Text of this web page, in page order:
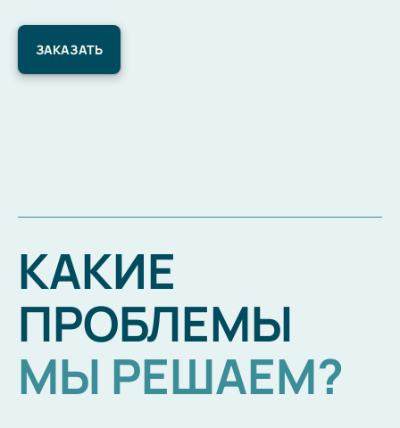
ЗАКАЗАТЬ
КАКИЕ
ПРОБЛЕМЫ
МЫ РЕШАЕМ?